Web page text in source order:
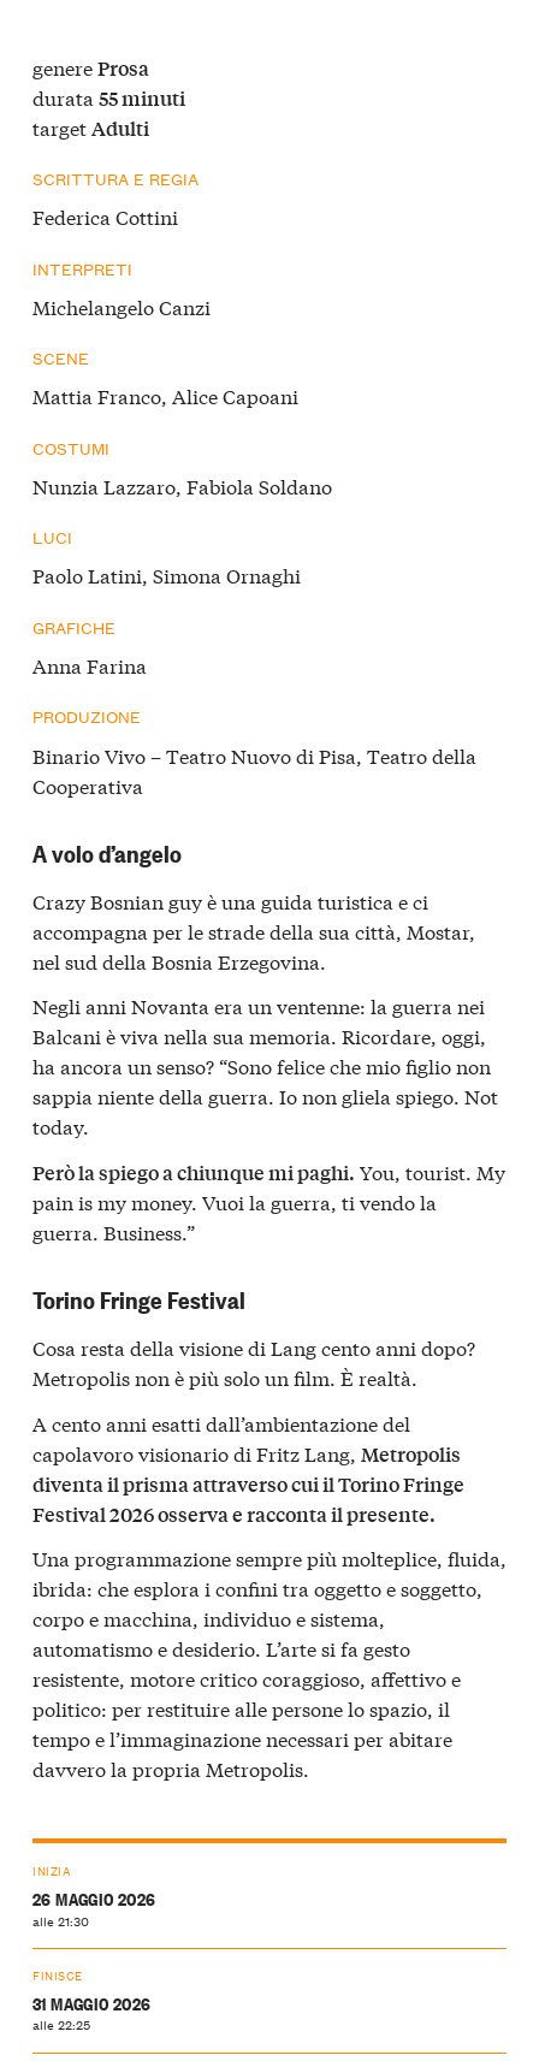
genereProsa
durata 55 minuti
targetAdulti
SCRITTURA E REGIA
Federica Cottini
INTERPRETI
Michelangelo Canzi
SCENE
Mattia Franco, Alice Capoani
COSTUMI
Nunzia Lazzaro, Fabiola Soldano
LUCI
Paolo Latini, Simona Ornaghi
GRAFICHE
Anna Farina
PRODUZIONE
Binario Vivo – Teatro Nuovo di Pisa, Teatro della
Cooperativa
A volo d’angelo
Crazy Bosnian guy è una guida turistica e ci
accompagna per le strade della sua città, Mostar,
nel sud della Bosnia Erzegovina.
Negli anni Novanta era un ventenne: la guerra nei
Balcani è viva nella sua memoria. Ricordare, oggi,
ha ancora un senso? “Sono felice che mio figlio non
sappia niente della guerra. Io non gliela spiego. Not
today.
Però la spiego a chiunque mi paghi. You, tourist. My
pain is my money. Vuoi la guerra, ti vendo la
guerra. Business.”
Torino Fringe Festival
Cosa resta della visione di Lang cento anni dopo?
Metropolis non è più solo un film. È realtà.
A cento anni esatti dall’ambientazione del
capolavoro visionario di Fritz Lang, Metropolis
diventa il prisma attraverso cui il Torino Fringe
Festival 2026 osserva e racconta il presente.
Una programmazione sempre più molteplice, fluida,
ibrida: che esplora i confini tra oggetto e soggetto,
corpo e macchina, individuo e sistema,
automatismo e desiderio. L’arte si fa gesto
resistente, motore critico coraggioso, affettivo e
politico: per restituire alle persone lo spazio, il
tempo e l’immaginazione necessari per abitare
davvero la propria Metropolis.
INIZIA
26 MAGGIO 2026
alle 21:30
FINISCE
31 MAGGIO 2026
alle 22:25